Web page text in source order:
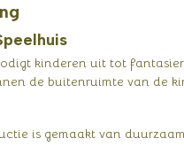
kinderen uit tot
de buitenruimte van de
is gemaakt van